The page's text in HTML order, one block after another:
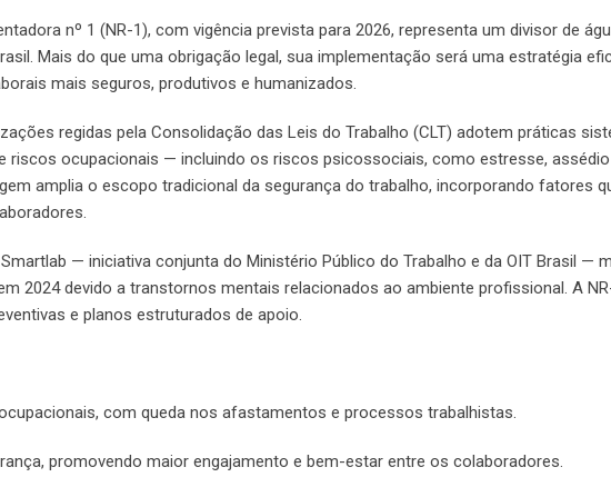
nº 1 (NR-1), com vigência prevista para 2026, representa um divisor de
Mais do que uma obrigação legal, sua implementação será uma estratégia
mais seguros, produtivos e humanizados.
regidas pela Consolidação das Leis do Trabalho (CLT) adotem práticas
riscos ocupacionais — incluindo os riscos psicossociais, como estresse,
amplia o escopo tradicional da segurança do trabalho, incorporando fatores
— iniciativa conjunta do Ministério Público do Trabalho e da OIT Brasil —
2024 devido a transtornos mentais relacionados ao ambiente profissional. A
e planos estruturados de apoio.
com queda nos afastamentos e processos trabalhistas.
promovendo maior engajamento e bem-estar entre os colaboradores.